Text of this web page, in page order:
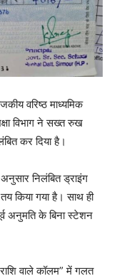
वरिष्ठ माध्यमिक
विभाग ने सख्त रुख
कर दिया है।
निलंबित ड्राइंग
किया गया है। साथ ही
अनुमति के बिना स्टेशन
वाले कॉलम” में गलत